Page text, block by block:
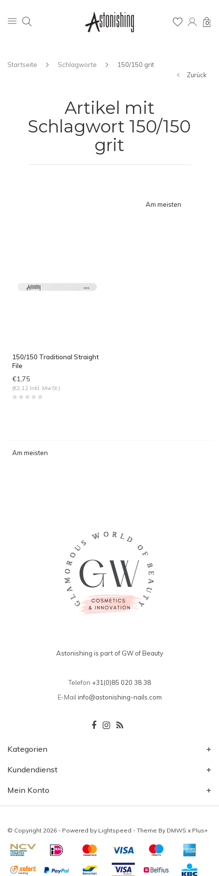
0
Startseite Schlagworte
150/150 grit
Zurück
Artikel mit
Schlagwort 150/150
grit
Am meisten
150/150 Traditional Straight
File
€1,75
(€2,12 Inkl. MwSt.)
Am meisten
Astonishing is part of GW of Beauty
Telefon +31(0)85 020 38 38
E-Mail info@astonishing-nails.com
Kategorien
Kundendienst
Mein Konto
© Copyright 2026 - Powered by Lightspeed - Theme By DMWS x Plus+